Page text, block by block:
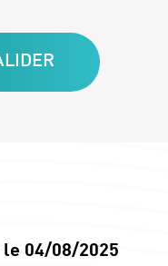
04/08/2025